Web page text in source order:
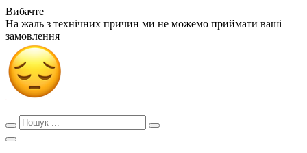
Вибачте
На жаль з технічних причин ми не можемо приймати ваші
замовлення